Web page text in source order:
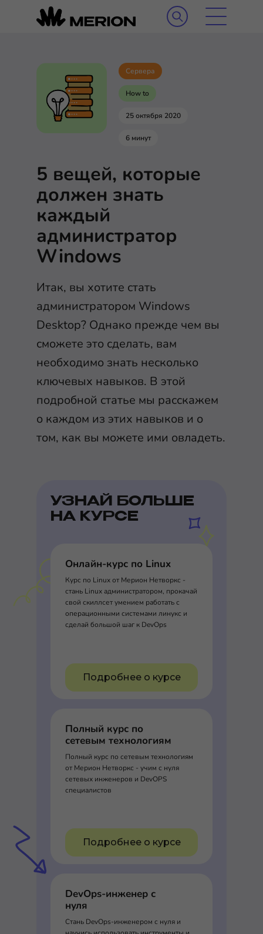
Сервера
How to
25 октября 2020
6 минут
5 вещей, которые
должен знать
каждый
администратор
Windows
Итак, вы хотите стать
администратором Windows
Desktop? Однако прежде чем вы
сможете это сделать, вам
необходимо знать несколько
ключевых навыков. В этой
подробной статье мы расскажем
о каждом из этих навыков и о
том, как вы можете ими овладеть.
УЗНАЙ БОЛЬШЕ
НА КУРСЕ
Онлайн-курс по Linux
Курс по Linux от Мерион Нетворкс -
стань Linux администратором, прокачай
свой скиллсет умением работать с
операционными системами линукс и
сделай большой шаг к DevOps
Подробнее о курсе
Полный курс по
сетевым технологиям
Полный курс по сетевым технологиям
от Мерион Нетворкс - учим с нуля
сетевых инженеров и DevOPS
специалистов
Подробнее о курсе
DevOps-инженер с
нуля
Стань DevOps-инженером с нуля и